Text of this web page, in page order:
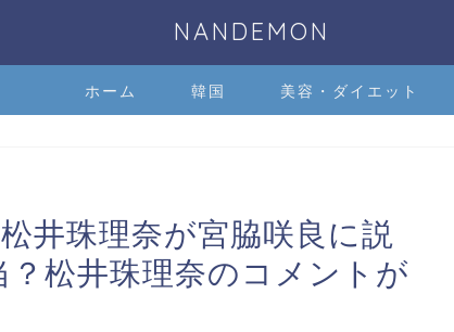
NANDEMON
ホーム 韓国 美容・ダイエット
井珠理奈が宮脇咲良に説
松井珠理奈のコメントが